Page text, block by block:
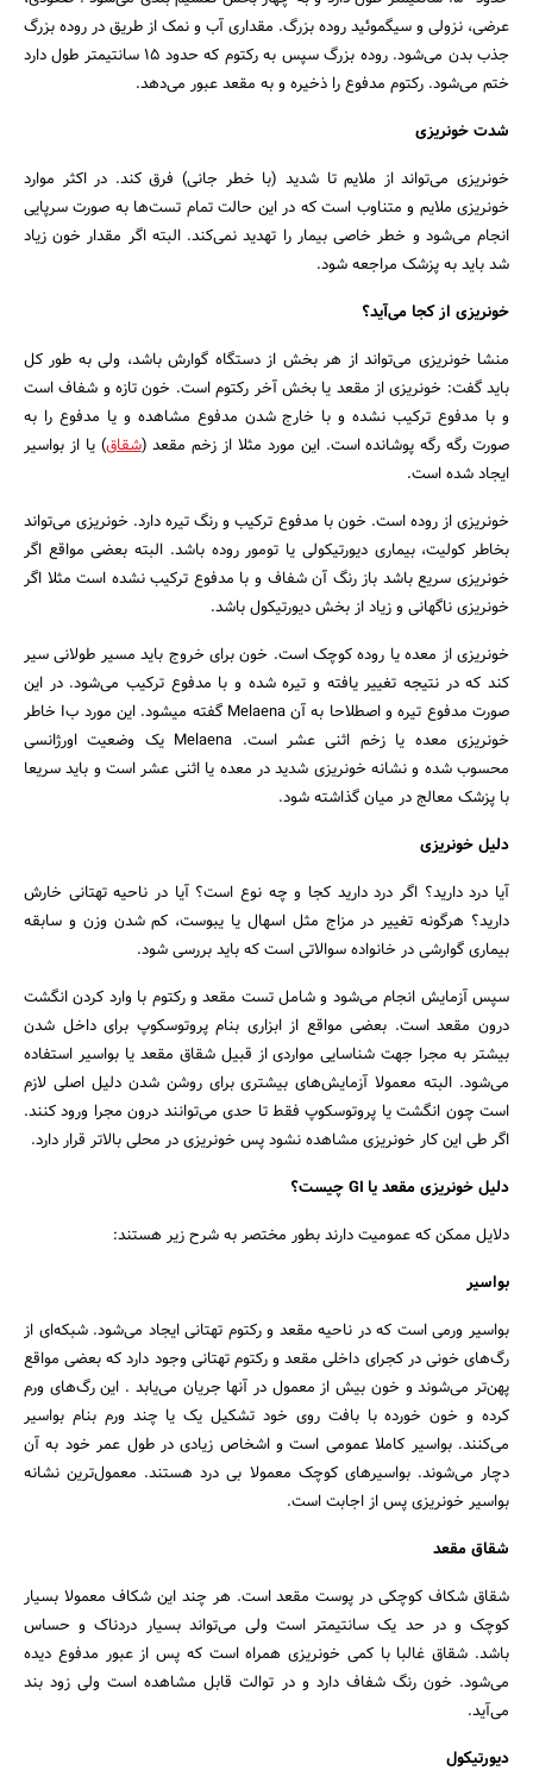
جستجو
عرضی، نزولی و سیگموئید روده بزرگ. مقداری آب و نمک از طریق در روده بزرگ
جذب بدن می‌شود. روده بزرگ سپس به رکتوم که حدود ۱۵ سانتیمتر طول دارد
ختم می‌شود. رکتوم مدفوع را ذخیره و به مقعد عبور می‌دهد.
شدت خونریزی
خونریزی می‌تواند از ملایم تا شدید (با خطر جانی) فرق کند. در اکثر موارد
خونریزی ملایم و متناوب است که در این حالت تمام تست‌ها به صورت سرپایی
انجام می‌شود و خطر خاصی بیمار را تهدید نمی‌کند. البته اگر مقدار خون زیاد
شد باید به پزشک مراجعه شود.
خونریزی از کجا می‌آید؟
منشا خونریزی می‌تواند از هر بخش از دستگاه گوارش باشد، ولی به طور کل
باید گفت: خونریزی از مقعد یا بخش آخر رکتوم است. خون تازه و شفاف است
و با مدفوع ترکیب نشده و با خارج شدن مدفوع مشاهده و یا مدفوع را به
صورت رگه رگه پوشانده است. این مورد مثلا از زخم مقعد (شقاق) یا از بواسیر
ایجاد شده است.
خونریزی از روده است. خون با مدفوع ترکیب و رنگ تیره دارد. خونریزی می‌تواند
بخاطر کولیت، بیماری دیورتیکولی یا تومور روده باشد. البته بعضی مواقع اگر
خونریزی سریع باشد باز رنگ آن شفاف و با مدفوع ترکیب نشده است مثلا اگر
خونریزی ناگهانی و زیاد از بخش دیورتیکول باشد.
خونریزی از معده یا روده کوچک است. خون برای خروج باید مسیر طولانی سیر
کند که در نتیجه تغییر یافته و تیره شده و با مدفوع ترکیب می‌شود. در این
صورت مدفوع تیره و اصطلاحا به آن Melaena گفته میشود. این مورد بI خاطر
خونریزی معده یا زخم اثنی عشر است. Melaena یک وضعیت اورژانسی
محسوب شده و نشانه خونریزی شدید در معده یا اثنی عشر است و باید سریعا
با پزشک معالج در میان گذاشته شود.
دلیل خونریزی
آیا درد دارید؟ اگر درد دارید کجا و چه نوع است؟ آیا در ناحیه تهتانی خارش
دارید؟ هرگونه تغییر در مزاج مثل اسهال یا یبوست، کم شدن وزن و سابقه
بیماری گوارشی در خانواده سوالاتی است که باید بررسی شود.
سپس آزمایش انجام می‌شود و شامل تست مقعد و رکتوم با وارد کردن انگشت
درون مقعد است. بعضی مواقع از ابزاری بنام پروتوسکوپ برای داخل شدن
بیشتر به مجرا جهت شناسایی مواردی از قبیل شقاق مقعد یا بواسیر استفاده
می‌شود. البته معمولا آزمایش‌های بیشتری برای روشن شدن دلیل اصلی لازم
است چون انگشت یا پروتوسکوپ فقط تا حدی می‌توانند درون مجرا ورود کنند.
اگر طی این کار خونریزی مشاهده نشود پس خونریزی در محلی بالاتر قرار دارد.
دلیل خونریزی مقعد یا GI چیست؟
دلایل ممکن که عمومیت دارند بطور مختصر به شرح زیر هستند:
بواسیر
بواسیر ورمی است که در ناحیه مقعد و رکتوم تهتانی ایجاد می‌شود. شبکه‌ای از
رگ‌های خونی در کجرای داخلی مقعد و رکتوم تهتانی وجود دارد که بعضی مواقع
پهن‌تر می‌شوند و خون بیش از معمول در آنها جریان می‌یابد . این رگ‌های ورم
کرده و خون خورده با بافت روی خود تشکیل یک یا چند ورم بنام بواسیر
می‌کنند. بواسیر کاملا عمومی است و اشخاص زیادی در طول عمر خود به آن
دچار می‌شوند. بواسیرهای کوچک معمولا بی درد هستند. معمول‌ترین نشانه
بواسیر خونریزی پس از اجابت است.
شقاق مقعد
شقاق شکاف کوچکی در پوست مقعد است. هر چند این شکاف معمولا بسیار
کوچک و در حد یک سانتیمتر است ولی می‌تواند بسیار دردناک و حساس
باشد. شقاق غالبا با کمی خونریزی همراه است که پس از عبور مدفوع دیده
می‌شود. خون رنگ شفاف دارد و در توالت قابل مشاهده است ولی زود بند
می‌آید.
دیورتیکول